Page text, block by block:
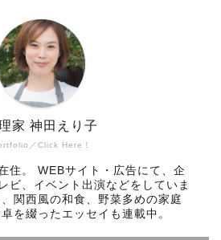
／Click Here！
家 神田えり子
住。 WEBサイト・広告にて、企
ビ、イベント出演などをしていま
関西風の和食、野菜多めの家庭
を綴ったエッセイも連載中。